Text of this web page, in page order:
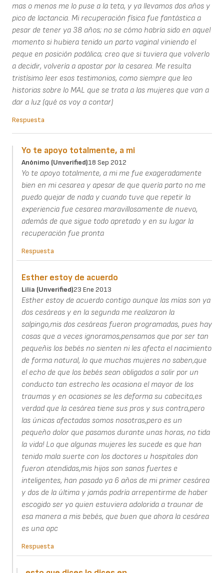
mas o menos me lo puse a la teta, y ya llevamos dos años y
pico de lactancia. Mi recuperación física fue fantástica a
pesar de tener ya 38 años; no se cómo habría sido en aquel
momento si hubiera tenido un parto vaginal viniendo el
peque en posición podálica; creo que si tuviera que volverlo
a decidir, volvería a apostar por la cesarea. Me resulta
tristísimo leer esos testimonios, como siempre que leo
historias sobre lo MAL que se trata a las mujeres que van a
dar a luz (qué os voy a contar)
Respuesta
Yo te apoyo totalmente, a mi
Anónimo (unverified)18 Sep 2012
Yo te apoyo totalmente, a mi me fue exageradamente
bien en mi cesarea y apesar de que quería parto no me
puedo quejar de nada y cuando tuve que repetir la
experiencia fue cesarea maravillosamente de nuevo,
además de que sigue todo apretado y en su lugar la
recuperación fue pronta
Respuesta
Esther estoy de acuerdo
Lilia (unverified)23 Ene 2013
Esther estoy de acuerdo contigo aunque las mías son ya
dos cesáreas y en la segunda me realizaron la
salpingo,mis dos cesáreas fueron programadas, pues hay
cosas que a veces ignoramos,pensamos que por ser tan
pequeñis los bebés no sienten ni les afecta el nacimiento
de forma natural, lo que muchas mujeres no saben,que
el echo de que los bebés sean obligados a salir por un
conducto tan estrecho les ocasiona el mayor de los
traumas y en ocasiones se les deforma su cabecita,es
verdad que la cesárea tiene sus pros y sus contra,pero
las únicas afectadas somos nosotras,pero es un
pequeño dolor que pasamos durante unas horas, no tida
la vida! Lo que algunas mujeres les sucede es que han
tenido mala suerte con los doctores u hospitales don
fueron atendidas,mis hijos son sanos fuertes e
inteligentes, han pasado ya 6 años de mi primer cesárea
y dos de la última y jamás podría arrepentirme de haber
escogido ser yo quien estuviera adolorida a traunar de
esa manera a mis bebés, que buen que ahora la cesárea
es una opc
Respuesta